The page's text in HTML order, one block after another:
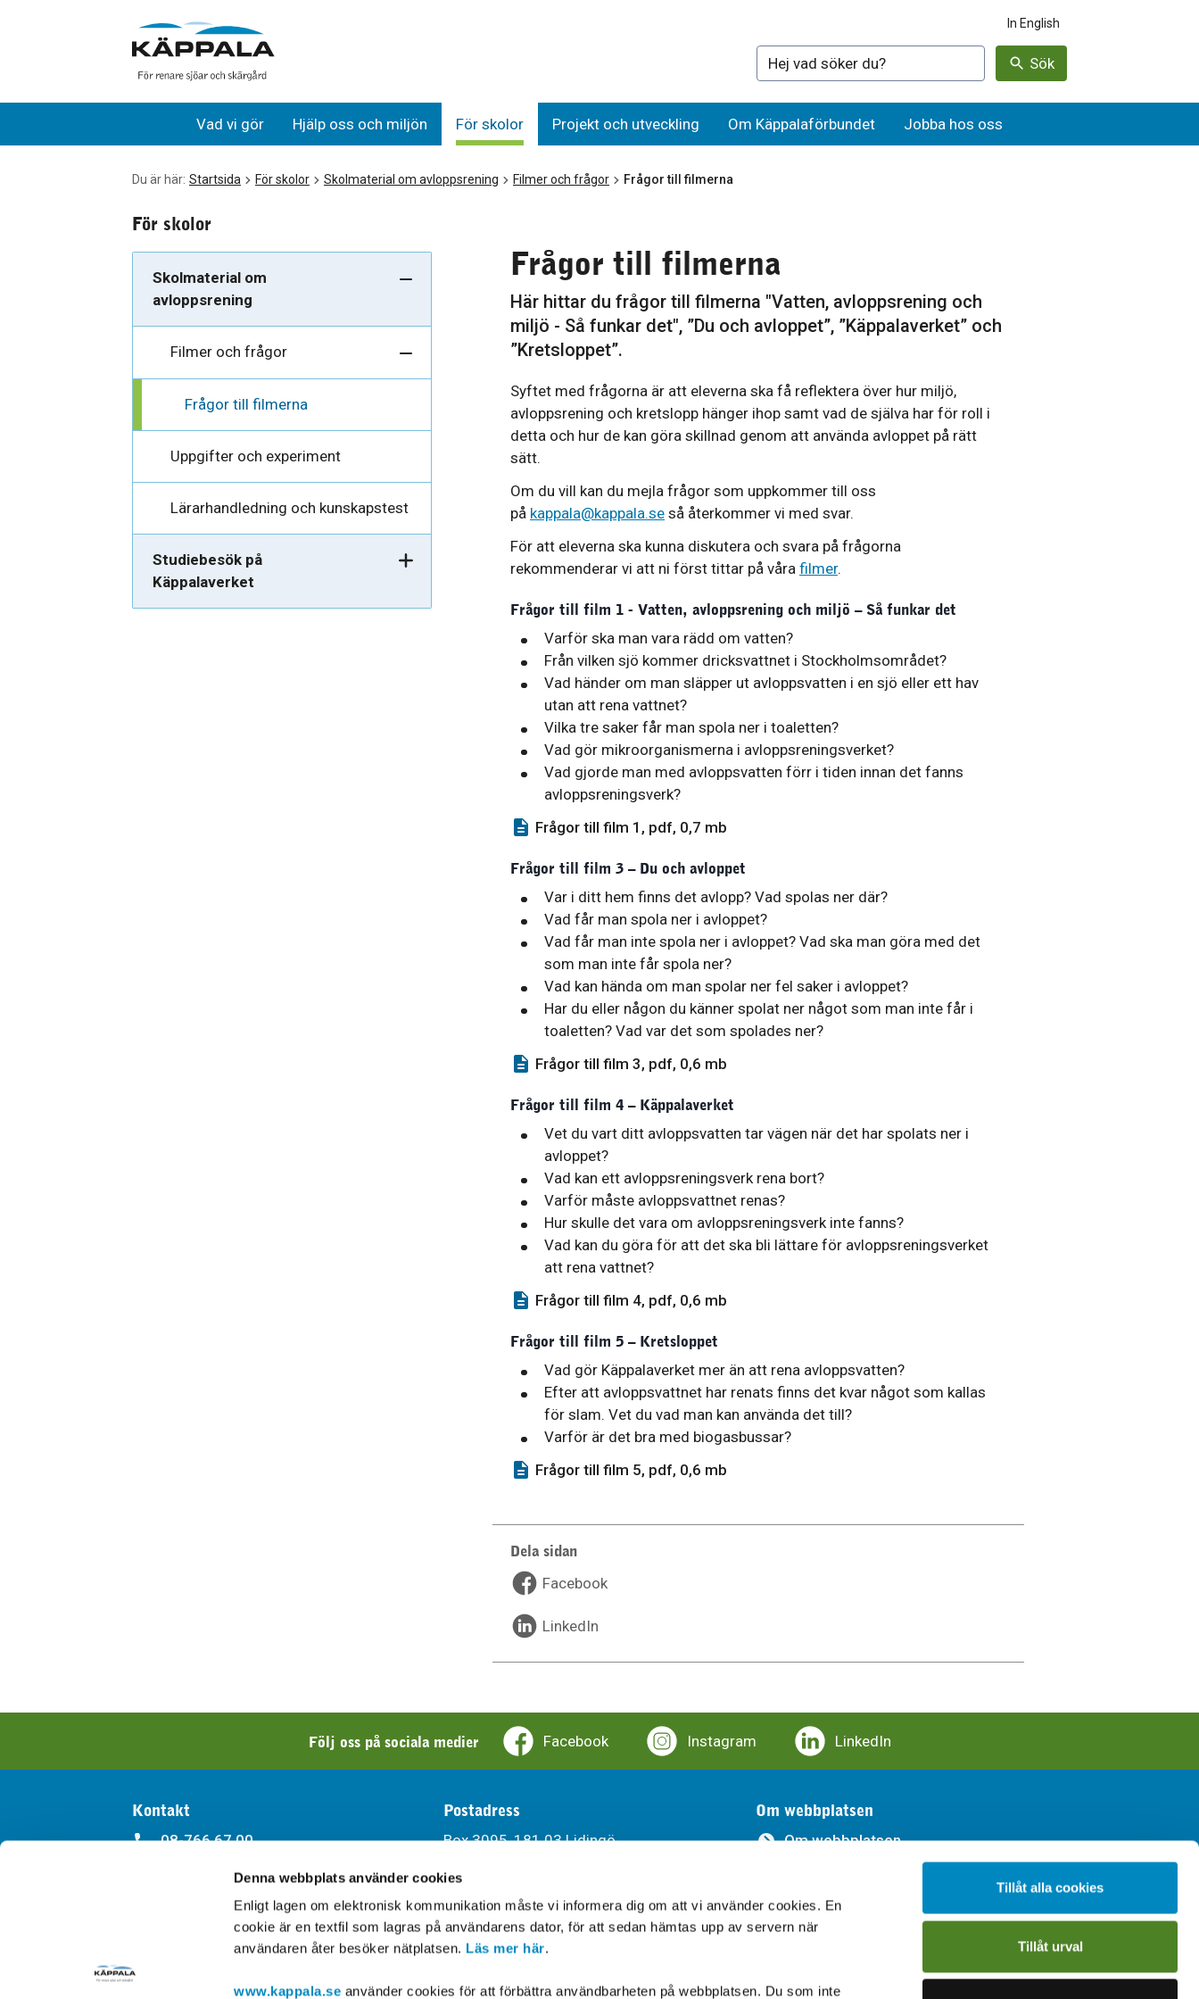
Denna webbplats använder cookies
Enligt lagen om elektronisk kommunikation måste vi informera dig om att vi använder cookies. En
cookie är en textfil som lagras på användarens dator, för att sedan hämtas upp av servern när
användaren åter besöker nätplatsen. Läs mer här.
www.kappala.se använder cookies för att förbättra användbarheten på webbplatsen. Du som inte
Tillåt alla cookies
Tillåt urval
In English
Sök på denna webbplatsen Sök
Vad vi gör Hjälp oss och miljön För skolor Projekt och utveckling Om Käppalaförbundet Jobba hos oss
Du är här: Startsida För skolor Skolmaterial om avloppsrening Filmer och frågor Frågor till filmerna
För skolor
Skolmaterial om
avloppsrening
Filmer och frågor
Frågor till filmerna
Uppgifter och experiment
Lärarhandledning och kunskapstest
Studiebesök på
Käppalaverket
Frågor till filmerna
Här hittar du frågor till filmerna "Vatten, avloppsrening och
miljö - Så funkar det", ”Du och avloppet”, ”Käppalaverket” och
”Kretsloppet”.
Syftet med frågorna är att eleverna ska få reflektera över hur miljö,
avloppsrening och kretslopp hänger ihop samt vad de själva har för roll i
detta och hur de kan göra skillnad genom att använda avloppet på rätt
sätt.
Om du vill kan du mejla frågor som uppkommer till oss
på kappala@kappala.se så återkommer vi med svar.
För att eleverna ska kunna diskutera och svara på frågorna
rekommenderar vi att ni först tittar på våra filmer.
Frågor till film 1 - Vatten, avloppsrening och miljö – Så funkar det
Varför ska man vara rädd om vatten?
Från vilken sjö kommer dricksvattnet i Stockholmsområdet?
Vad händer om man släpper ut avloppsvatten i en sjö eller ett hav
utan att rena vattnet?
Vilka tre saker får man spola ner i toaletten?
Vad gör mikroorganismerna i avloppsreningsverket?
Vad gjorde man med avloppsvatten förr i tiden innan det fanns
avloppsreningsverk?
Frågor till film 1, pdf, 0,7 mb
Frågor till film 3 – Du och avloppet
Var i ditt hem finns det avlopp? Vad spolas ner där?
Vad får man spola ner i avloppet?
Vad får man inte spola ner i avloppet? Vad ska man göra med det
som man inte får spola ner?
Vad kan hända om man spolar ner fel saker i avloppet?
Har du eller någon du känner spolat ner något som man inte får i
toaletten? Vad var det som spolades ner?
Frågor till film 3, pdf, 0,6 mb
Frågor till film 4 – Käppalaverket
Vet du vart ditt avloppsvatten tar vägen när det har spolats ner i
avloppet?
Vad kan ett avloppsreningsverk rena bort?
Varför måste avloppsvattnet renas?
Hur skulle det vara om avloppsreningsverk inte fanns?
Vad kan du göra för att det ska bli lättare för avloppsreningsverket
att rena vattnet?
Frågor till film 4, pdf, 0,6 mb
Frågor till film 5 – Kretsloppet
Vad gör Käppalaverket mer än att rena avloppsvatten?
Efter att avloppsvattnet har renats finns det kvar något som kallas
för slam. Vet du vad man kan använda det till?
Varför är det bra med biogasbussar?
Frågor till film 5, pdf, 0,6 mb
Dela sidan
Facebook
LinkedIn
Följ oss på sociala medier Facebook Instagram LinkedIn
Kontakt
08-766 67 00
kappala@kappala.se
Postadress
Box 3095, 181 03 Lidingö
Besöksadress
Södra Kungsvägen 315, Lidingö
Leveransadress
Gåshagaleden 6, 181 66 Lidingö
Om webbplatsen
Om webbplatsen
Behandling av personuppgifter